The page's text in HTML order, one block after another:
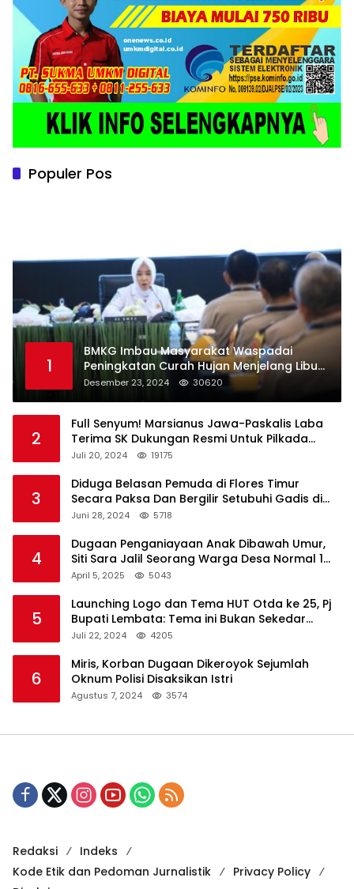
Populer Pos
1
BMKG Imbau Masyarakat Waspadai
Peningkatan Curah Hujan Menjelang Libur
Natal dan Tahun Baru
Desember 23, 2024 30620
2
Full Senyum! Marsianus Jawa-Paskalis Laba
Terima SK Dukungan Resmi Untuk Pilkada
Lembata
Juli 20, 2024 19175
3
Diduga Belasan Pemuda di Flores Timur
Secara Paksa Dan Bergilir Setubuhi Gadis di
Bawah Umur
Juni 28, 2024 5718
4
Dugaan Penganiayaan Anak Dibawah Umur,
Siti Sara Jalil Seorang Warga Desa Normal 1
Melapor ke Polisi
April 5, 2025 5043
5
Launching Logo dan Tema HUT Otda ke 25, Pj
Bupati Lembata: Tema ini Bukan Sekedar
Refleksi Semalam
Juli 22, 2024 4205
6
Miris, Korban Dugaan Dikeroyok Sejumlah
Oknum Polisi Disaksikan Istri
Agustus 7, 2024 3574
Redaksi
Indeks
Kode Etik dan Pedoman Jurnalistik
Privacy Policy